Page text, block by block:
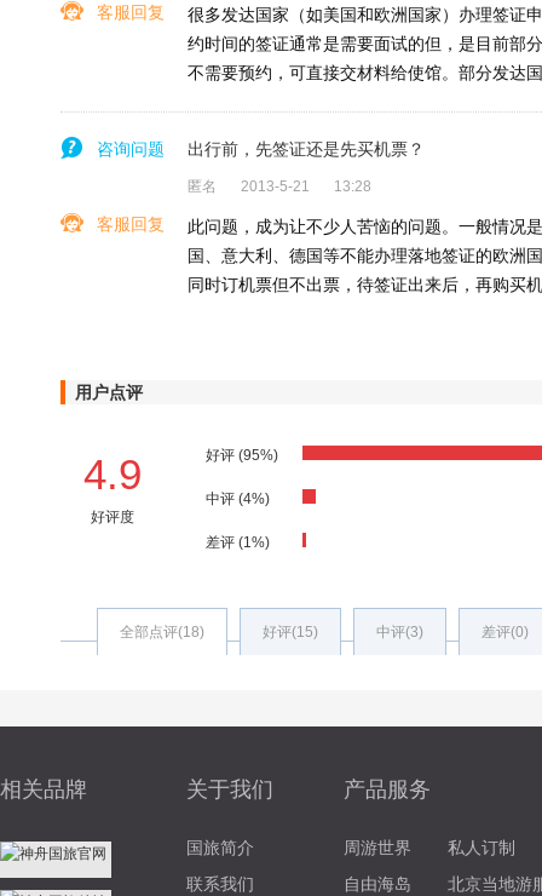
客服回复
很多发达国家（如美国和欧洲国家）办理签证
约时间的签证通常是需要面试的但，是目前部
不需要预约，可直接交材料给使馆。部分发达
咨询问题 出行前，先签证还是先买机票？
匿名 2013-5-21 13:28
客服回复
此问题，成为让不少人苦恼的问题。一般情况
国、意大利、德国等不能办理落地签证的欧洲
同时订机票但不出票，待签证出来后，再购买
用户点评
4.9
好评度
好评 (95%)
中评 (4%)
差评 (1%)
全部点评(18) 好评(15) 中评(3) 差评(0)
相关品牌 关于我们
国旅简介
联系我们
产品服务
周游世界
私人订制
自由海岛
北京当地游